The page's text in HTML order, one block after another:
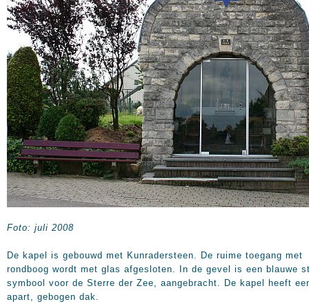
Foto: juli 2008
De kapel is gebouwd met Kunradersteen. De ruime toegang met
rondboog wordt met glas afgesloten. In de gevel is een blauwe
symbool voor de Sterre der Zee, aangebracht. De kapel heeft
apart, gebogen dak.